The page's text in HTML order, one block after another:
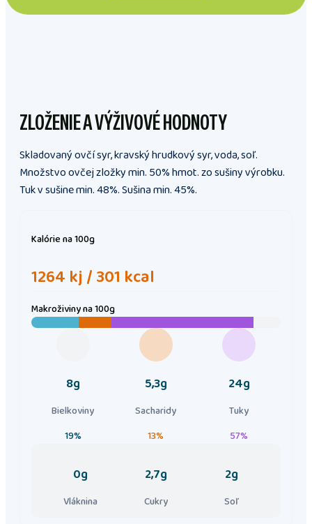
ZLOŽENIE A VÝŽIVOVÉ HODNOTY
Skladovaný ovčí syr, kravský hrudkový syr, voda, soľ.
Množstvo ovčej zložky min. 50% hmot. zo sušiny výrobku.
Tuk v sušine min. 48%. Sušina min. 45%.
Kalóriena 100g
1264 kj / 301 kcal
Makroživinyna 100g
8g
Bielkoviny
19%
5,3g
Sacharidy
13%
24g
Tuky
57%
0g
Vláknina
2,7g
Cukry
2g
Soľ